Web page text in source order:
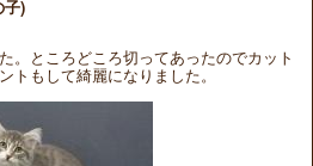
子)
。ところどころ切ってあったのでカット
トもして綺麗になりました。